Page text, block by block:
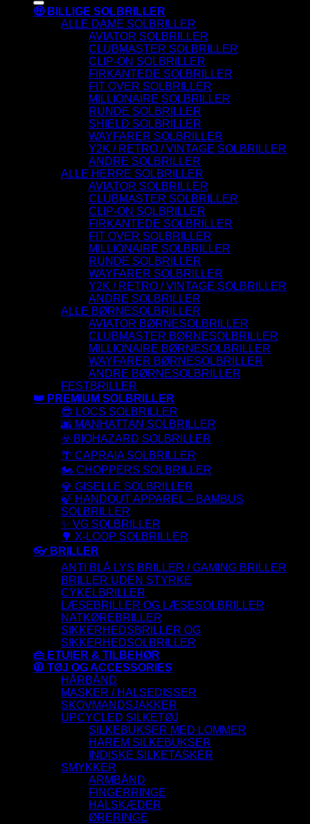
🤑 BILLIGE SOLBRILLER
ALLE DAME SOLBRILLER
AVIATOR SOLBRILLER
CLUBMASTER SOLBRILLER
CLIP-ON SOLBRILLER
FIRKANTEDE SOLBRILLER
FIT OVER SOLBRILLER
MILLIONAIRE SOLBRILLER
RUNDE SOLBRILLER
SHIELD SOLBRILLER
WAYFARER SOLBRILLER
Y2K / RETRO / VINTAGE SOLBRILLER
ANDRE SOLBRILLER
ALLE HERRE SOLBRILLER
AVIATOR SOLBRILLER
CLUBMASTER SOLBRILLER
CLIP-ON SOLBRILLER
FIRKANTEDE SOLBRILLER
FIT OVER SOLBRILLER
MILLIONAIRE SOLBRILLER
RUNDE SOLBRILLER
WAYFARER SOLBRILLER
Y2K / RETRO / VINTAGE SOLBRILLER
ANDRE SOLBRILLER
ALLE BØRNESOLBRILLER
AVIATOR BØRNESOLBRILLER
CLUBMASTER BØRNESOLBRILLER
MILLIONAIRE BØRNESOLBRILLER
WAYFARER BØRNESOLBRILLER
ANDRE BØRNESOLBRILLER
FESTBRILLER
👑 PREMIUM SOLBRILLER
😎 LOCS SOLBRILLER
🌆 MANHATTAN SOLBRILLER
☣️ BIOHAZARD SOLBRILLER
🌴 CAPRAIA SOLBRILLER
🏍️ CHOPPERS SOLBRILLER
💎 GISELLE SOLBRILLER
🍃 HANDOUT APPAREL – BAMBUS
SOLBRILLER
✨ VG SOLBRILLER
🌳 X-LOOP SOLBRILLER
👓 BRILLER
ANTI BLÅ LYS BRILLER / GAMING BRILLER
BRILLER UDEN STYRKE
CYKELBRILLER
LÆSEBRILLER OG LÆSESOLBRILLER
NATKØREBRILLER
SIKKERHEDSBRILLER OG
SIKKERHEDSOLBRILLER
👜 ETUIER & TILBEHØR
🧥 TØJ OG ACCESSORIES
HÅRBÅND
MASKER / HALSEDISSER
SKOVMANDSJAKKER
UPCYCLED SILKETØJ
SILKEBUKSER MED LOMMER
HAREM SILKEBUKSER
INDISKE SILKETASKER
SMYKKER
ARMBÅND
FINGERRINGE
HALSKÆDER
ØRERINGE